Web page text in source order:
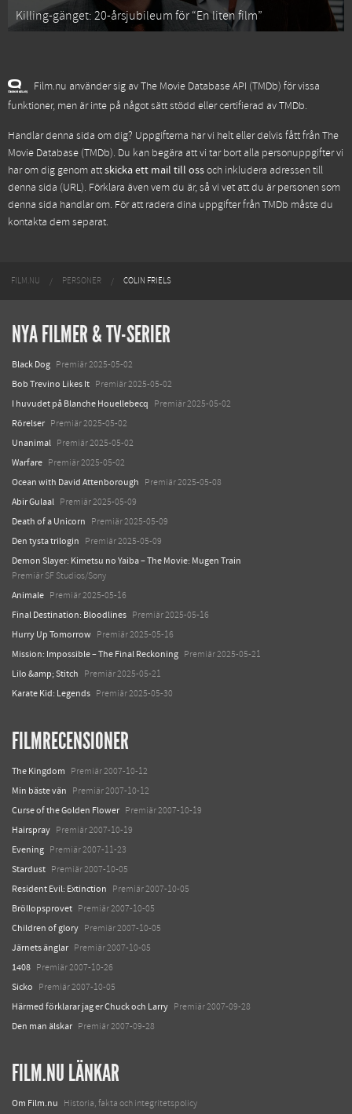
Killing-gänget: 20-årsjubileum för “En liten film”
Film.nu använder sig av The Movie Database API (TMDb) för vissa
funktioner, men är inte på något sätt stödd eller certifierad av TMDb.
Handlar denna sida om dig? Uppgifterna har vi helt eller delvis fått frånThe
Movie Database (TMDb). Du kan begära att vi tar bort alla personuppgifter vi
har om dig genom attskicka ett mail till ossoch inkludera adressen till
denna sida (URL). Förklara även vem du är, så vi vet att du är personen som
denna sida handlar om. För att radera dina uppgifter från TMDb måste du
kontakta dem separat.
FILM.NU PERSONER COLIN FRIELS
NYA FILMER & TV-SERIER
Black Dog Premiär 2025-05-02
Bob Trevino Likes It Premiär 2025-05-02
I huvudet på Blanche Houellebecq Premiär 2025-05-02
Rörelser Premiär 2025-05-02
Unanimal Premiär 2025-05-02
Warfare Premiär 2025-05-02
Ocean with David Attenborough Premiär 2025-05-08
Abir Gulaal Premiär 2025-05-09
Death of a Unicorn Premiär 2025-05-09
Den tysta trilogin Premiär 2025-05-09
Demon Slayer: Kimetsu no Yaiba – The Movie: Mugen Train
Premiär SF Studios/Sony
Animale Premiär 2025-05-16
Final Destination: Bloodlines Premiär 2025-05-16
Hurry Up Tomorrow Premiär 2025-05-16
Mission: Impossible – The Final Reckoning Premiär 2025-05-21
Lilo &amp; Stitch Premiär 2025-05-21
Karate Kid: Legends Premiär 2025-05-30
FILMRECENSIONER
The Kingdom Premiär 2007-10-12
Min bäste vän Premiär 2007-10-12
Curse of the Golden Flower Premiär 2007-10-19
Hairspray Premiär 2007-10-19
Evening Premiär 2007-11-23
Stardust Premiär 2007-10-05
Resident Evil: Extinction Premiär 2007-10-05
Bröllopsprovet Premiär 2007-10-05
Children of glory Premiär 2007-10-05
Järnets änglar Premiär 2007-10-05
1408 Premiär 2007-10-26
Sicko Premiär 2007-10-05
Härmed förklarar jag er Chuck och Larry Premiär 2007-09-28
Den man älskar Premiär 2007-09-28
FILM.NU LÄNKAR
Om Film.nu Historia, fakta och integritetspolicy